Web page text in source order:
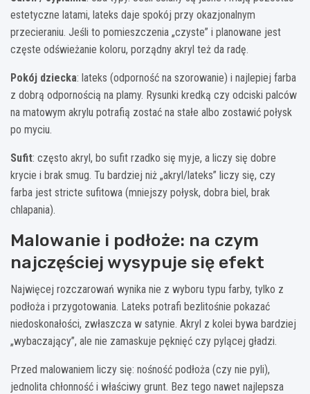
estetyczne latami, lateks daje spokój przy okazjonalnym
przecieraniu. Jeśli to pomieszczenia „czyste” i planowane jest
częste odświeżanie koloru, porządny akryl też da radę.
Pokój dziecka: lateks (odporność na szorowanie) i najlepiej farba
z dobrą odpornością na plamy. Rysunki kredką czy odciski palców
na matowym akrylu potrafią zostać na stałe albo zostawić połysk
po myciu.
Sufit: często akryl, bo sufit rzadko się myje, a liczy się dobre
krycie i brak smug. Tu bardziej niż „akryl/lateks” liczy się, czy
farba jest stricte sufitowa (mniejszy połysk, dobra biel, brak
chlapania).
Malowanie i podłoże: na czym
najczęściej wysypuje się efekt
Najwięcej rozczarowań wynika nie z wyboru typu farby, tylko z
podłoża i przygotowania. Lateks potrafi bezlitośnie pokazać
niedoskonałości, zwłaszcza w satynie. Akryl z kolei bywa bardziej
„wybaczający”, ale nie zamaskuje pęknięć czy pylącej gładzi.
Przed malowaniem liczy się: nośność podłoża (czy nie pyli),
jednolita chłonność i właściwy grunt. Bez tego nawet najlepsza